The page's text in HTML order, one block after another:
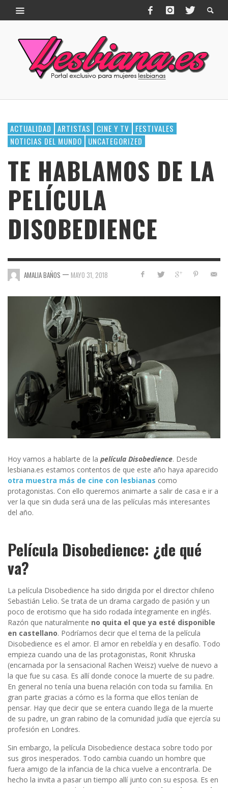
ACTUALIDAD ARTISTAS CINE Y TV
FESTIVALES
NOTICIAS DEL MUNDO
UNCATEGORIZED
TE HABLAMOS DE LA
PELÍCULA
DISOBEDIENCE
AMALIA BAÑOS — MAYO 31, 2018
Hoy vamos a hablarte de la película Disobedience. Desde
lesbiana.es estamos contentos de que este año haya aparecido
otra muestra más de cine con lesbianas como
protagonistas. Con ello queremos animarte a salir de casa e ir a
ver la que sin duda será una de las películas más interesantes
del año.
Película Disobedience: ¿de qué
va?
La película Disobedience ha sido dirigida por el director chileno
Sebastián Lelio. Se trata de un drama cargado de pasión y un
poco de erotismo que ha sido rodada íntegramente en inglés.
Razón que naturalmente no quita el que ya esté disponible
en castellano. Podríamos decir que el tema de la película
Disobedience es el amor. El amor en rebeldía y en desafío. Todo
empieza cuando una de las protagonistas, Ronit Khruska
(encarnada por la sensacional Rachen Weisz) vuelve de nuevo a
la que fue su casa. Es allí donde conoce la muerte de su padre.
En general no tenía una buena relación con toda su familia. En
gran parte gracias a cómo es la forma que ellos tenían de
pensar. Hay que decir que se entera cuando llega de la muerte
de su padre, un gran rabino de la comunidad judía que ejercía su
profesión en Londres.
Sin embargo, la película Disobedience destaca sobre todo por
sus giros inesperados. Todo cambia cuando un hombre que
fuera amigo de la infancia de la chica vuelve a encontrarla. De
hecho la invita a pasar un tiempo allí junto con su esposa. Es en